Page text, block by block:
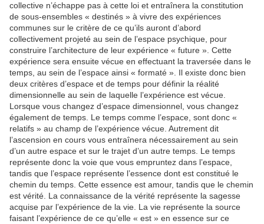
collective n’échappe pas à cette loi et entraînera la constitution
de sous-ensembles « destinés » à vivre des expériences
communes sur le critère de ce qu’ils auront d’abord
collectivement projeté au sein de l’espace psychique, pour
construire l’architecture de leur expérience « future ». Cette
expérience sera ensuite vécue en effectuant la traversée dans le
temps, au sein de l’espace ainsi « formaté ». Il existe donc bien
deux critères d’espace et de temps pour définir la réalité
dimensionnelle au sein de laquelle l’expérience est vécue.
Lorsque vous changez d’espace dimensionnel, vous changez
également de temps. Le temps comme l’espace, sont donc «
relatifs » au champ de l’expérience vécue. Autrement dit
l’ascension en cours vous entraînera nécessairement au sein
d’un autre espace et sur le trajet d’un autre temps. Le temps
représente donc la voie que vous empruntez dans l’espace,
tandis que l’espace représente l’essence dont est constitué le
chemin du temps. Cette essence est amour, tandis que le chemin
est vérité. La connaissance de la vérité représente la sagesse
acquise par l’expérience de la vie. La vie représente la source
faisant l’expérience de ce qu’elle « est » en essence sur ce